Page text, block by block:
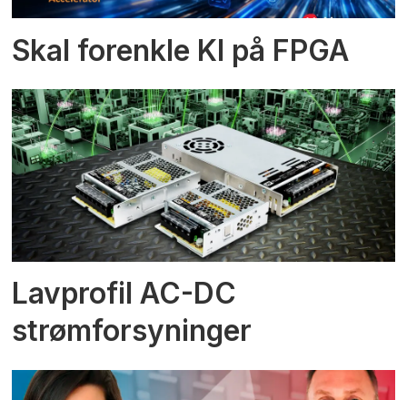
Skal forenkle KI på FPGA
Lavprofil AC-DC
strømforsyninger